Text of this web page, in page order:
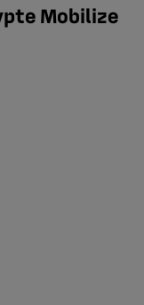
Mobilize